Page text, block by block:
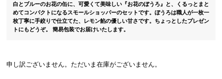
白とブルーのお花の缶に、可愛くて美味しい『お花のぼうろ』と、くるっとまと
めてコンパクトになるスモールショッパーのセットです。ぼうろは職人が一枚一
枚丁寧に手絞りで仕立てた、レモン餡の優しい甘さです。ちょっとしたプレゼン
トにもどうぞ。 簡易包装でお届けいたします。
申し訳ございません。ただいま在庫がございません。